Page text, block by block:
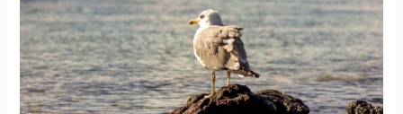
Descubriendo
la
belleza
de
La